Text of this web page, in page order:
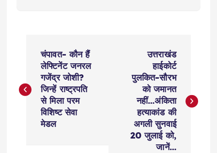
s
चंपावत- कौन हैं
लेफ्टिनेंट जनरल
गजेंद्र जोशी?
जिन्हें राष्ट्रपति
से मिला परम
विशिष्ट सेवा
मेडल
उत्तराखंड
हाईकोर्ट
पुलकित-सौरभ
को जमानत
नहीं…अंकिता
हत्याकांड की
अगली सुनवाई
20 जुलाई को,
जानें…